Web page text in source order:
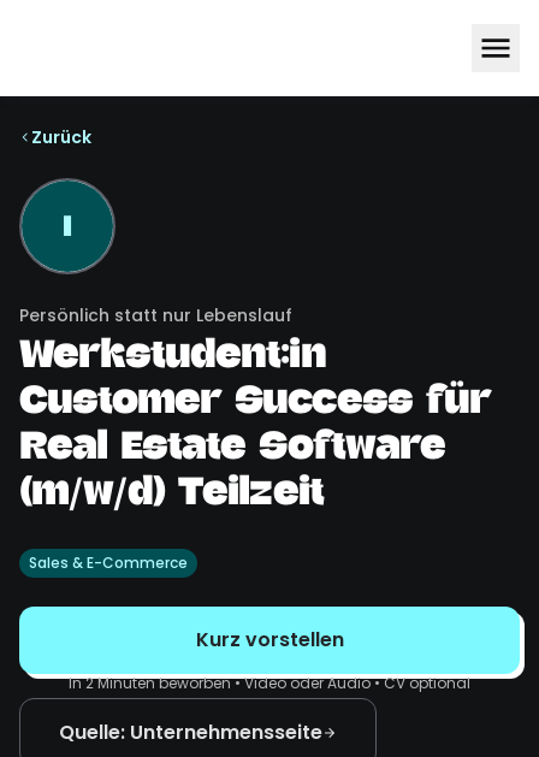
Zurück
I
Persönlich statt nur Lebenslauf
Werkstudent:in
Customer Success für
Real Estate Software
(m/w/d) Teilzeit
Sales & E-Commerce
Kurz vorstellen
In 2 Minuten beworben • Video oder Audio • CV optional
Quelle: Unternehmensseite